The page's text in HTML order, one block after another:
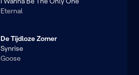
Eternal
De Tijdloze Zomer
Synrise
Goose